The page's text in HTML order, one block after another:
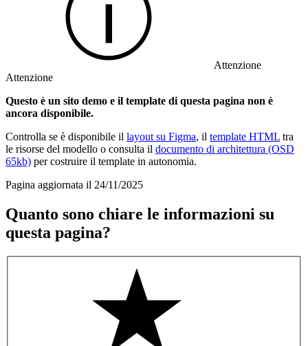
Attenzione
Attenzione
Questo è un sito demo e il template di questa pagina non è
ancora disponibile.
Controlla se è disponibile il layout su Figma, il template HTML tra
le risorse del modello o consulta il documento di architettura (OSD
65kb) per costruire il template in autonomia.
Pagina aggiornata il 24/11/2025
Quanto sono chiare le informazioni su
questa pagina?